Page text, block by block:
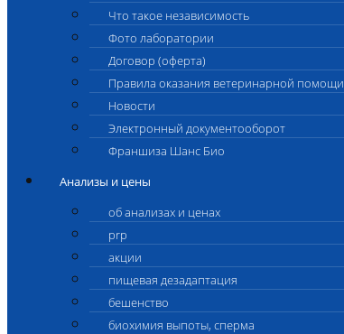
Что такое независимость
Фото лаборатории
Договор (оферта)
Правила оказания ветеринарной помощи
Новости
Электронный документооборот
Франшиза Шанс Био
Анализы и цены
об анализах и ценах
prp
акции
пищевая дезадаптация
бешенство
биохимия выпоты, сперма